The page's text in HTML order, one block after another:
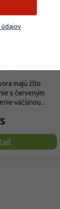
'Akane'
majú žlto
s červeným
väčšinou...
údajov